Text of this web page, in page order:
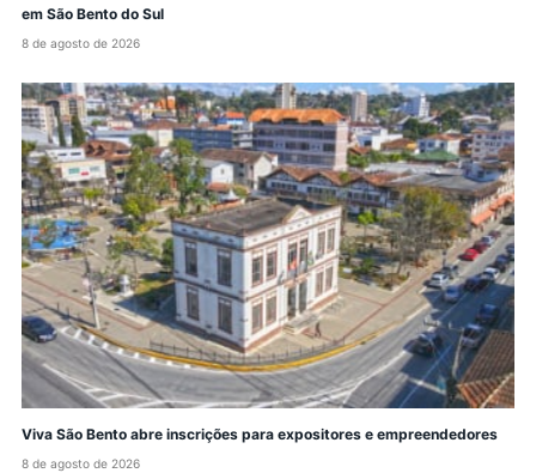
em São Bento do Sul
8 de agosto de 2026
Viva São Bento abre inscrições para expositores e empreendedores
8 de agosto de 2026